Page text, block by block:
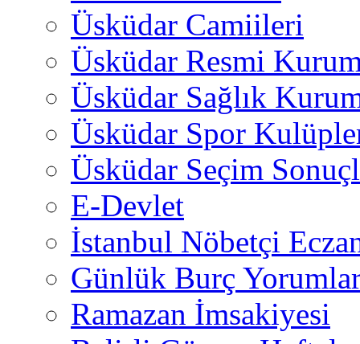
Üsküdar Camiileri
Üsküdar Resmi
Üsküdar Sağlık
Üsküdar Spor
Üsküdar Seçim
E-Devlet
İstanbul Nöbetçi
Günlük Burç
Ramazan İmsakiyesi